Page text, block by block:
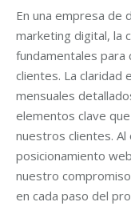
En una empresa de
marketing digital, la
fundamentales para
clientes. La claridad
mensuales
elementos clave
nuestros clientes.
posicionamiento
nuestro
en cada paso del